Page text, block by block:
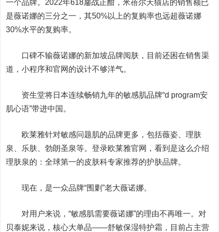
一个品牌。2022年618鏖战正酣，米蓓尔天猫店的销售额已
是薇诺娜的三分之一，其50%以上的复购率也远超薇诺娜
30%水平的复购率。
口碑不输薇诺娜的新加坡品牌阅肤，目前还困在销售渠
道，小程序和官网的设计不够洋气。
资生堂将日本连续畅销九年的敏感肌品牌“d program安
肌心语”带进中国。
欧莱雅针对敏感问题肌的品牌更多，包括薇姿、理肤
泉、乐肤、勃朗圣泉等。登录欧莱雅官网，看到是这么介绍
理肤泉的：全球第一的皮肤科专家推荐的护肤品牌。
现在，是一众品牌“围剿”老大薇诺娜。
对用户来说，“敏感肌需要薇诺娜”的理由不再唯一。对
贝泰妮来说，核心大单品——舒敏保湿特护霜，目前占主营